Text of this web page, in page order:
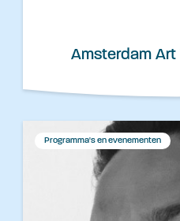
Amsterdam Art
Programma's en evenementen